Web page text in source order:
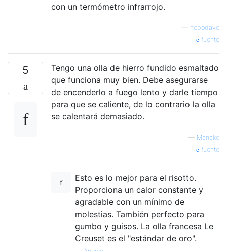
con un termómetro infrarrojo.
hobodave
fuente
5
Tengo una olla de hierro fundido esmaltado
que funciona muy bien. Debe asegurarse
de encenderlo a fuego lento y darle tiempo
para que se caliente, de lo contrario la olla
se calentará demasiado.
— Manako
fuente
Esto es lo mejor para el risotto.
Proporciona un calor constante y
agradable con un mínimo de
molestias. También perfecto para
gumbo y guisos. La olla francesa Le
Creuset es el "estándar de oro".